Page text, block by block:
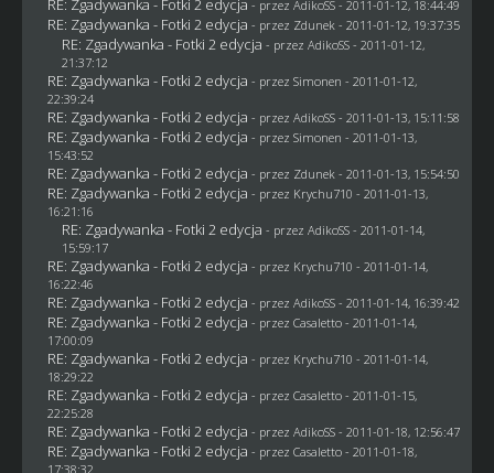
- przez AdikoSS - 2011-01-12, 18:44:49
RE: Zgadywanka - Fotki 2 edycja - przez Zdunek - 2011-01-12, 19:37:35
RE: Zgadywanka - Fotki 2 edycja - przez AdikoSS - 2011-01-12,
21:37:12
RE: Zgadywanka - Fotki 2 edycja - przez Simonen - 2011-01-12,
22:39:24
RE: Zgadywanka - Fotki 2 edycja - przez AdikoSS - 2011-01-13, 15:11:58
RE: Zgadywanka - Fotki 2 edycja - przez Simonen - 2011-01-13,
15:43:52
RE: Zgadywanka - Fotki 2 edycja - przez Zdunek - 2011-01-13, 15:54:50
RE: Zgadywanka - Fotki 2 edycja - przez Krychu710 - 2011-01-13,
16:21:16
RE: Zgadywanka - Fotki 2 edycja - przez AdikoSS - 2011-01-14,
15:59:17
RE: Zgadywanka - Fotki 2 edycja - przez Krychu710 - 2011-01-14,
16:22:46
RE: Zgadywanka - Fotki 2 edycja - przez AdikoSS - 2011-01-14, 16:39:42
RE: Zgadywanka - Fotki 2 edycja - przez Casaletto- 2011-01-14,
17:00:09
RE: Zgadywanka - Fotki 2 edycja - przez Krychu710 - 2011-01-14,
18:29:22
RE: Zgadywanka - Fotki 2 edycja - przez Casaletto- 2011-01-15,
22:25:28
RE: Zgadywanka - Fotki 2 edycja - przez AdikoSS - 2011-01-18, 12:56:47
RE: Zgadywanka - Fotki 2 edycja - przez Casaletto- 2011-01-18,
17:38:32